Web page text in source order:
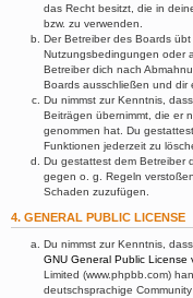
das Recht besitzt, die in
bzw. zu verwenden.
Der Betreiber des Boards
Nutzungsbedingungen oder
Betreiber dich nach
Boards ausschließen und dir
Du nimmst zur Kenntnis,
Beiträgen übernimmt, die er
genommen hat. Du
Funktionen jederzeit zu
Du gestattest dem Betreiber
gegen o. g. Regeln
Schaden zuzufügen.
4. GENERAL PUBLIC LICENSE
Du nimmst zur Kenntnis,
GNU General Public License
Limited (www.phpbb.com)
deutschsprachige